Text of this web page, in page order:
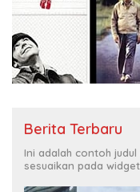
Berita Terbaru
Ini adalah contoh
sesuaikan pada widget